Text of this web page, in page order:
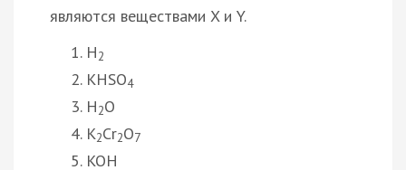
являются веществами X и Y.
H2
KHSO4
H2O
K2Cr2O7
KOH